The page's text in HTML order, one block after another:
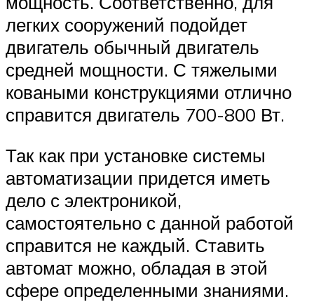
легких сооружений подойдет
двигатель обычный двигатель
средней мощности. С тяжелыми
коваными конструкциями отлично
справится двигатель 700-800 Вт.
Так как при установке системы
автоматизации придется иметь
дело с электроникой,
самостоятельно с данной работой
справится не каждый. Ставить
автомат можно, обладая в этой
сфере определенными знаниями.